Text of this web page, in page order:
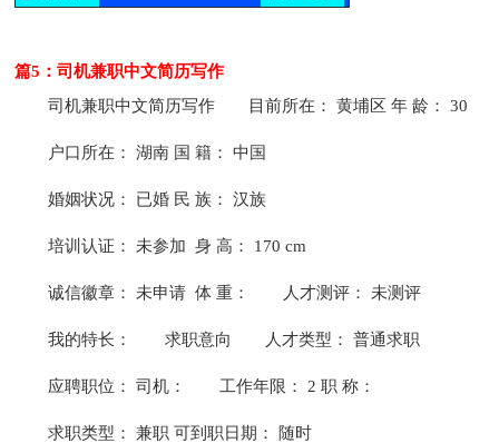
篇5：司机兼职中文简历写作
司机兼职中文简历写作
目前所在： 黄埔区 年 龄： 30
户口所在： 湖南 国 籍： 中国
婚姻状况： 已婚 民 族： 汉族
培训认证： 未参加 身 高： 170 cm
诚信徽章： 未申请 体 重： 人才测评： 未测评
我的特长： 求职意向 人才类型： 普通求职
应聘职位： 司机： 工作年限： 2 职 称：
求职类型： 兼职 可到职日期： 随时